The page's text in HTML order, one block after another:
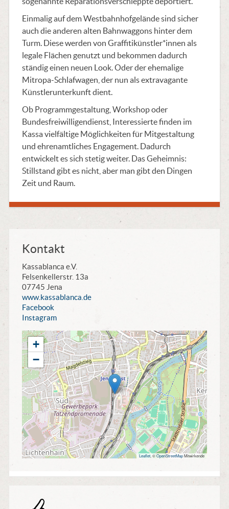
Einmalig auf dem Westbahnhofgelände sind sicher
auch die anderen alten Bahnwaggons hinter dem
Turm. Diese werden von Graffitikünstler*innen als
legale Flächen genutzt und bekommen dadurch
ständig einen neuen Look. Oder der ehemalige
Mitropa-Schlafwagen, der nun als extravagante
Künstlerunterkunft dient.
Ob Programmgestaltung, Workshop oder
Bundesfreiwilligendienst, Interessierte finden im
Kassa vielfältige Möglichkeiten für Mitgestaltung
und ehrenamtliches Engagement. Dadurch
entwickelt es sich stetig weiter. Das Geheimnis:
Stillstand gibt es nicht, aber man gibt den Dingen
Zeit und Raum.
Kontakt
Kassablanca e.V.
Felsenkellerstr. 13a
07745 Jena
www.kassablanca.de
Facebook
Instagram
+
−
Leaflet , ©OpenStreetMapMitwirkende